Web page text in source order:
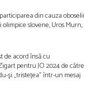
din cauza oboselii
slovene, Uros Murn,
de acord însă cu
pentru JO 2024 de către
şi „tristețea” într-un mesaj